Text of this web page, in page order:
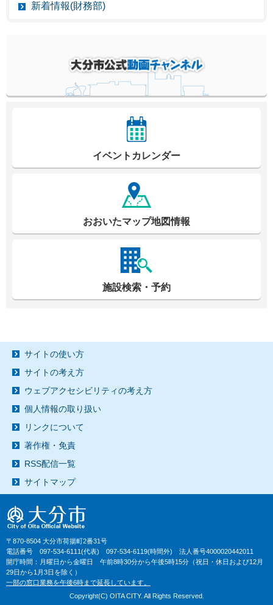
新着情報(財務部)
イベントカレンダー
おおいたマップ地図情報
施設検索・予約
サイトの使い方
サイトの考え方
ウェブアクセシビリティの考え方
個人情報の取り扱い
リンクについて
著作権・免責
RSS配信一覧
サイトマップ
〒870-8504 大分市荷揚町2番31号
電話番号 097-534-6111(代表) 097-534-6119(時間外) 法人番号4000020442011
開庁時間：月曜日から金曜日 午前8時30分から午後5時15分（祝日・休日および12月
29日から1月3日を除く）
一部の窓口業務を午後6時まで延長しています。
Copyright(C) OITA CITY. All Rights Reserved.